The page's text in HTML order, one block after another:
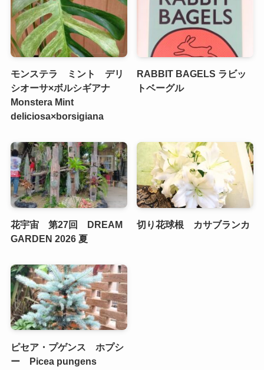
モンステラ ミント デリ
シオーサ×ボルシギアナ
Monstera Mint
deliciosa×borsigiana
RABBIT BAGELS ラビッ
トベーグル
花宇宙 第27回 DREAM
GARDEN 2026 夏
切り花球根 カサブランカ
ピセア・プゲンス ホプシ
ー Picea pungens